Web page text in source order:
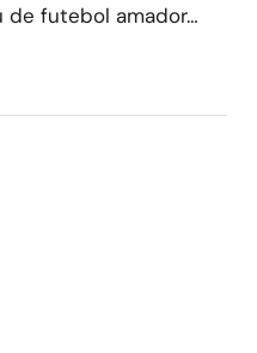
de futebol amador…